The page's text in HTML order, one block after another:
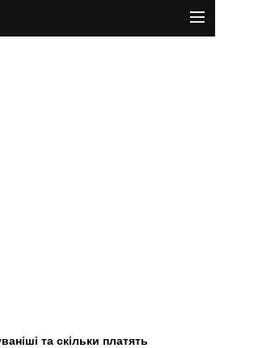
та скільки платять